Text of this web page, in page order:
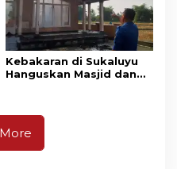
Kebakaran di Sukaluyu
Hanguskan Masjid dan